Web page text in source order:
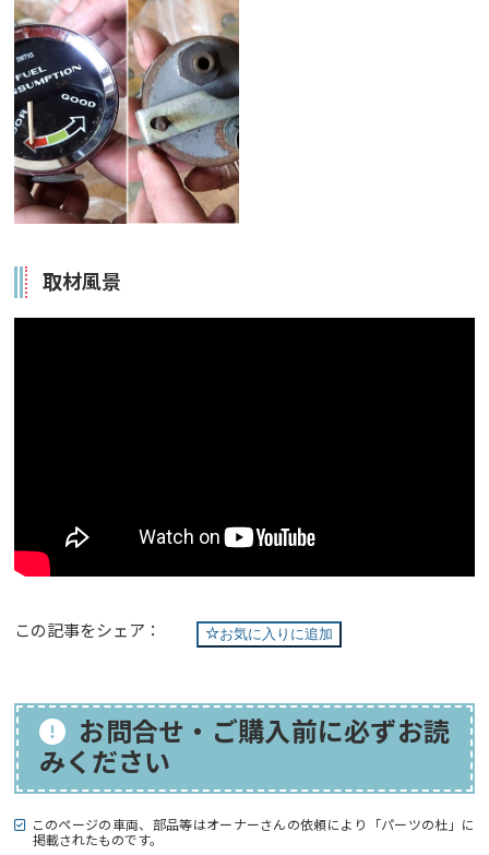
取材風景
お気に入りに追加
この記事をシェア：
お問合せ・ご購入前に必ずお読
みください
このページの車両、部品等はオーナーさんの依頼により「パーツの杜」に
掲載されたものです。